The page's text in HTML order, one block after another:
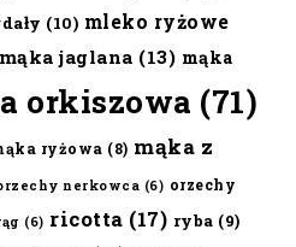
(10) mleko ryżowe
mąka jaglana (13) mąka
orkiszowa (71)
ryżowa (8) mąka z
nerkowca (6) orzechy
(6) ricotta (17) ryba (9)